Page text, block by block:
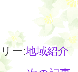
ー:地域紹介